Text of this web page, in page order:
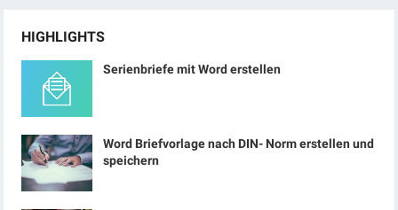
HIGHLIGHTS
Serienbriefe mit Word erstellen
Word Briefvorlage nach DIN- Norm erstellen und
speichern